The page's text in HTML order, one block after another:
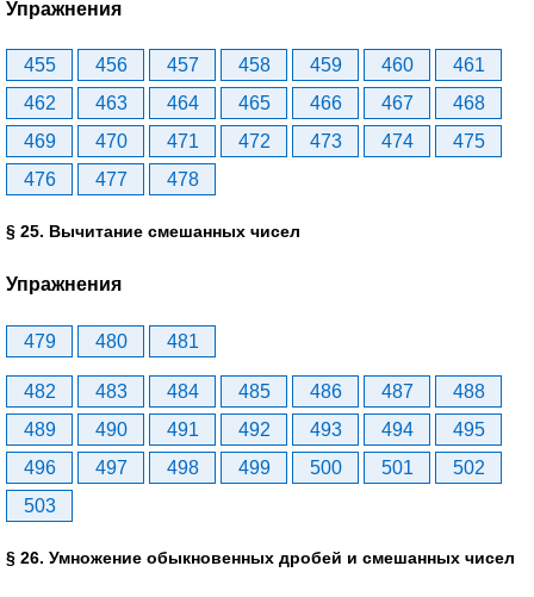
Упражнения
455 456 457 458 459 460
461
462
463 464 465 466 467
468
469
470 471 472 473 474
475
476
477 478
§ 25. Вычитание смешанных чисел
Упражнения
479 480 481
482 483 484 485 486 487
488
489
490 491 492 493 494
495
496
497 498 499 500 501
502
503
§ 26. Умножение обыкновенных дробей и смешанных чисел